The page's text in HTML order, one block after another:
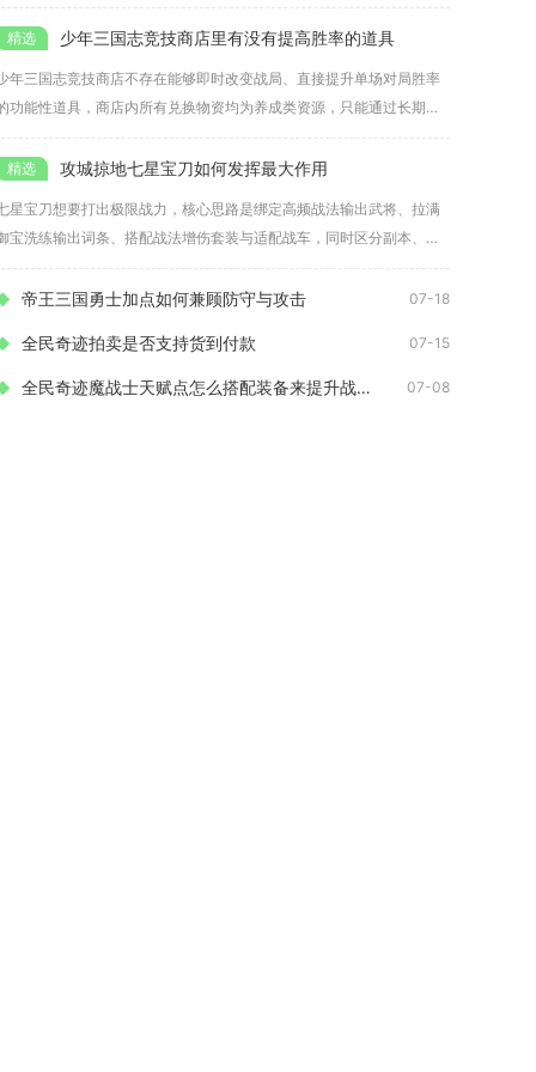
战
少年三国志竞技商店里有没有提高胜率的道具
年三国志竞技商店不存在能够即时改变战局、直接提升单场对局胜率
功能性道具，商店内所有兑换物资均为养成类资源，只能通过长期积
提升
攻城掠地七星宝刀如何发挥最大作用
星宝刀想要打出极限战力，核心思路是绑定高频战法输出武将、拉满
宝洗练输出词条、搭配战法增伤套装与适配战车，同时区分副本、国
、武
帝王三国勇士加点如何兼顾防守与攻击 07-18
全民奇迹拍卖是否支持货到付款 07-15
全民奇迹魔战士天赋点怎么搭配装备来提升战斗力 07-08